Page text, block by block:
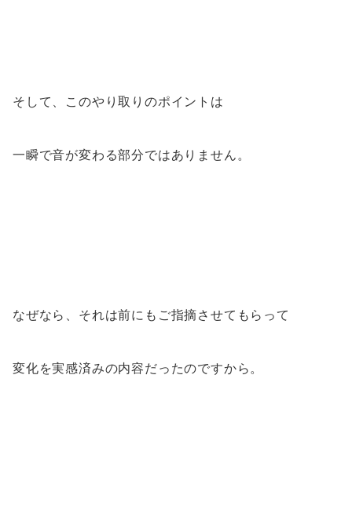
そして、このやり取りのポイントは
一瞬で音が変わる部分ではありません。
なぜなら、それは前にもご指摘させてもらって
変化を実感済みの内容だったのですから。